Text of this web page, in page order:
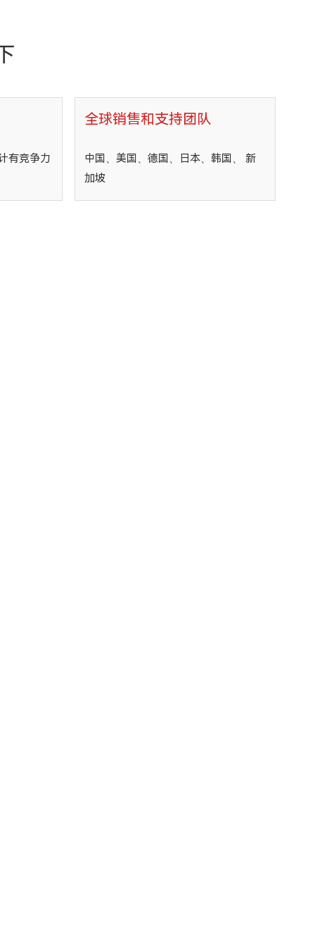
有竞争力
全球销售和支持团队
中国、美国、德国、日本、韩国、 新
加坡